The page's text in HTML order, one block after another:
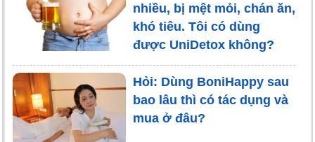
nhiều, bị mệt mỏi, chán ăn,
khó tiêu. Tôi có dùng
được UniDetox không?
Hỏi: Dùng BoniHappy sau
bao lâu thì có tác dụng và
mua ở đâu?